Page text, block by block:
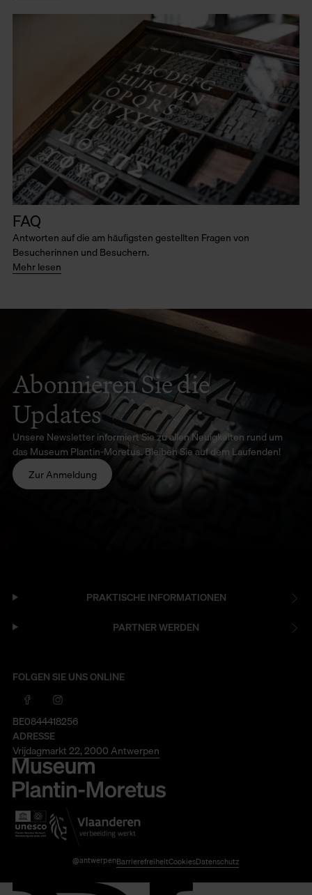
FAQ
Antworten auf die am häufigsten gestellten Fragen von
Besucherinnen und Besuchern.
Mehr lesen
Abonnieren Sie die
Updates
Unsere Newsletter informiert Sie zu allen Neuigkeiten rund um
das Museum Plantin-Moretus. Bleiben Sie auf dem Laufenden!
Zur Anmeldung
PRAKTISCHE INFORMATIONEN
PARTNER WERDEN
FOLGEN SIE UNS ONLINE
BE0844418256
ADRESSE
Vrijdagmarkt 22, 2000 Antwerpen
@antwerpenBarrierefreiheitCookiesDatenschutz